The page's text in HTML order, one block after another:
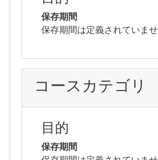
保存期間
保存期間は定義されていませ
コースカテゴリ
目的
保存期間